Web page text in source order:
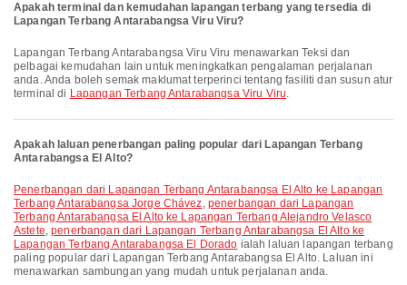
Apakah terminal dan kemudahan lapangan terbang yang tersedia di
Lapangan Terbang Antarabangsa Viru Viru?
Lapangan Terbang Antarabangsa Viru Viru menawarkan Teksi dan
pelbagai kemudahan lain untuk meningkatkan pengalaman perjalanan
anda. Anda boleh semak maklumat terperinci tentang fasiliti dan susun atur
terminal di Lapangan Terbang Antarabangsa Viru Viru.
Apakah laluan penerbangan paling popular dari Lapangan Terbang
Antarabangsa El Alto?
penerbangan dari Lapangan Terbang Antarabangsa El Alto ke Lapangan
Terbang Antarabangsa Jorge Chávez, penerbangan dari Lapangan
Terbang Antarabangsa El Alto ke Lapangan Terbang Alejandro Velasco
Astete,penerbangan dari Lapangan Terbang Antarabangsa El Alto ke
Lapangan Terbang Antarabangsa El Dorado ialah laluan lapangan terbang
paling popular dari Lapangan Terbang Antarabangsa El Alto. Laluan ini
menawarkan sambungan yang mudah untuk perjalanan anda.